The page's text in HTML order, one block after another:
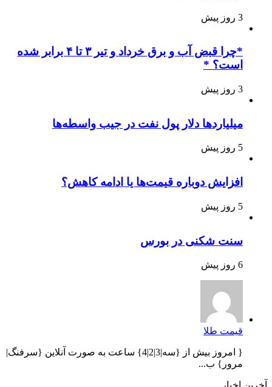
3 روز پیش
*چرا قبض آب و برق خرداد و تیر ۳ تا ۴ برابر شده
است؟ *
3 روز پیش
میلیاردها دلار پول نفت در جیب واسطه‌ها
5 روز پیش
افزایش دوباره قیمت‌ها یا ادامه کاهش؟
5 روز پیش
سنت شکنی در بورس
6 روز پیش
قیمت طلا
{ امروز بیش از {سه|3|2|4} ساعت به صورت آنلاین {سرفنگ|
مرور} ب...